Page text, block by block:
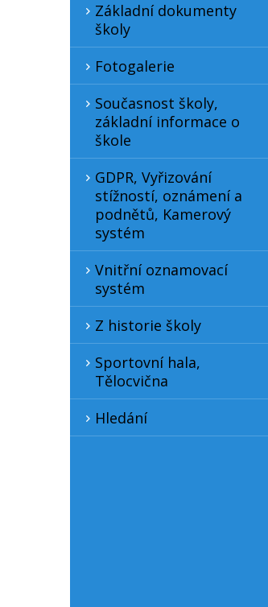
Základní dokumenty
školy
Fotogalerie
Současnost školy,
základní informace o
škole
GDPR, Vyřizování
stížností, oznámení a
podnětů, Kamerový
systém
Vnitřní oznamovací
systém
Z historie školy
Sportovní hala,
Tělocvična
Hledání